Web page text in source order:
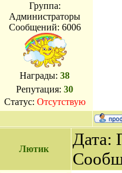
Группа:
Администраторы
Сообщений: 6006
Награды: 38
Репутация: 30
Статус: Отсутствую
Лютик
Дата: